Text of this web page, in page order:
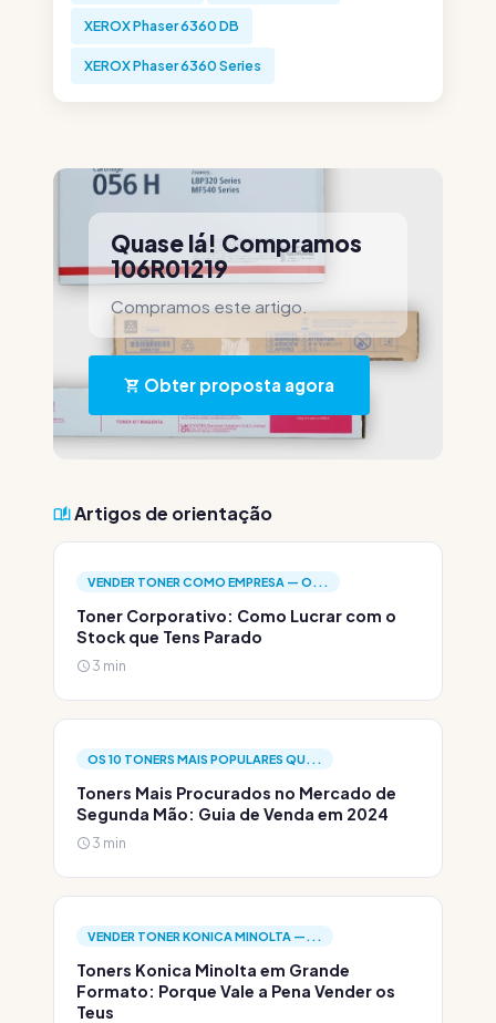
XEROX Phaser 6360 DB
XEROX Phaser 6360 Series
Quase lá! Compramos
106R01219
Compramos este artigo.
Obter proposta agora
Artigos de orientação
VENDER TONER COMO EMPRESA — O...
Toner Corporativo: Como Lucrar com o
Stock que Tens Parado
3 min
OS 10 TONERS MAIS POPULARES QU...
Toners Mais Procurados no Mercado de
Segunda Mão: Guia de Venda em 2024
3 min
VENDER TONER KONICA MINOLTA —...
Toners Konica Minolta em Grande
Formato: Porque Vale a Pena Vender os
Teus